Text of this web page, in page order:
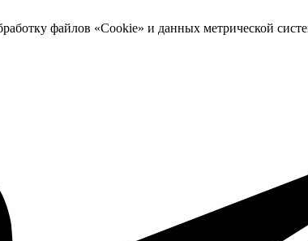
файлов «Cookie» и данных метрической